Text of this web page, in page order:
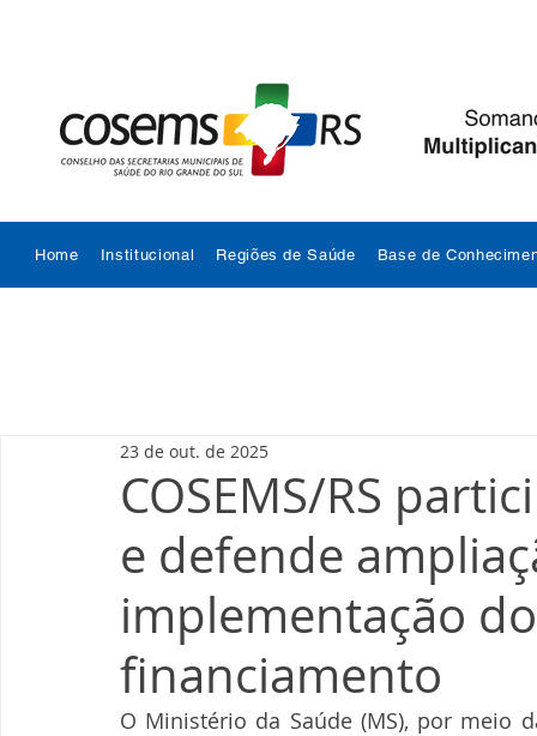
Home Institucional Regiões de Saúde Base de
COSEMS/RS
e defende
implementação
financiamento
23 de out. de 2025
O Ministério da Saúde (MS), por meio